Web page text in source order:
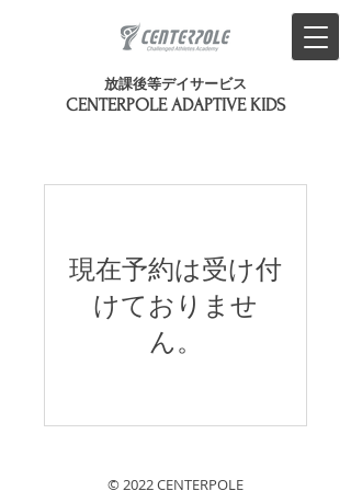
放課後等デイサービス
​CENTERPOLE ADAPTIVE KIDS
現在予約は受け付
けておりませ
ん。
© 2022 CENTERPOLE